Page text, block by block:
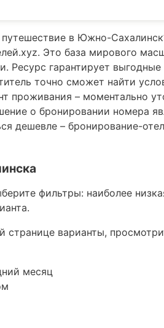
в Южно-
Это база мирового
Ресурс гарантирует
точно сможет найти
проживания – моментально
о бронировании номера
дешевле – бронирование-
фильтры: наиболее
странице варианты,
месяц